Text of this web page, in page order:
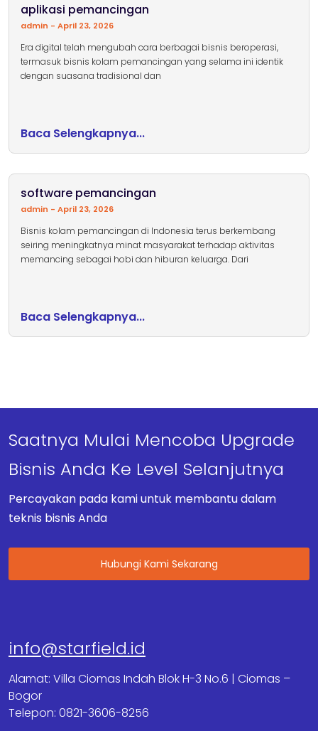
aplikasi pemancingan
admin April 23, 2026
Era digital telah mengubah cara berbagai bisnis beroperasi,
termasuk bisnis kolam pemancingan yang selama ini identik
dengan suasana tradisional dan
Baca Selengkapnya...
software pemancingan
admin April 23, 2026
Bisnis kolam pemancingan di Indonesia terus berkembang
seiring meningkatnya minat masyarakat terhadap aktivitas
memancing sebagai hobi dan hiburan keluarga. Dari
Baca Selengkapnya...
Saatnya Mulai Mencoba Upgrade
Bisnis Anda Ke Level Selanjutnya
Percayakan pada kami untuk membantu dalam
teknis bisnis Anda
Hubungi Kami Sekarang
info@starfield.id
Alamat: Villa Ciomas Indah Blok H-3 No.6 | Ciomas –
Bogor
Telepon: 0821-3606-8256